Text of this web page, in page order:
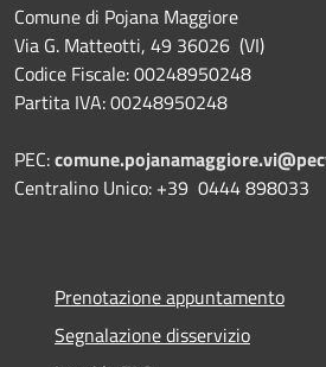
Comune di Pojana Maggiore
Via G. Matteotti, 49 36026 (VI)
Codice Fiscale: 00248950248
Partita IVA: 00248950248
PEC:
Centralino Unico: +39 0444 898033
Prenotazione appuntamento
Segnalazione disservizio